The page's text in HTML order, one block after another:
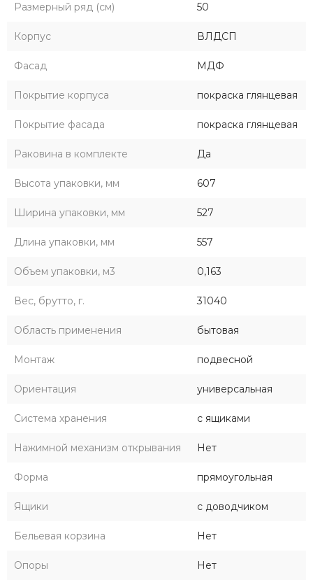
Размерный ряд (см) 50
Корпус ВЛДСП
Фасад МДФ
Покрытие корпуса покраска глянцевая
Покрытие фасада покраска глянцевая
Раковина в комплекте Да
Высота упаковки, мм 607
Ширина упаковки, мм 527
Длина упаковки, мм 557
Объем упаковки, м3 0,163
Вес, брутто, г. 31040
Область применения бытовая
Монтаж подвесной
Ориентация универсальная
Система хранения с ящиками
Нажимной механизм открывания Нет
Форма прямоугольная
Ящики с доводчиком
Бельевая корзина Нет
Опоры Нет